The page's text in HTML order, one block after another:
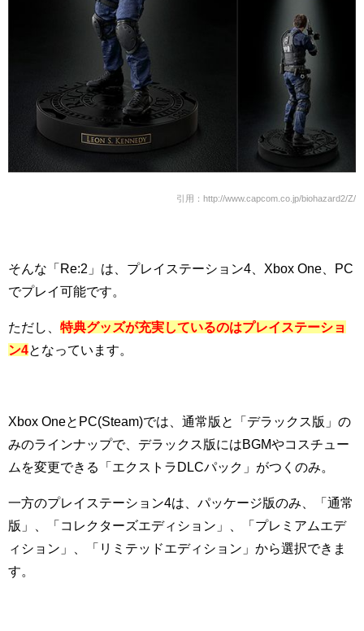
引用：http://www.capcom.co.jp/biohazard2/Z/
そんな「Re:2」は、プレイステーション4、Xbox One、PC
でプレイ可能です。
ただし、 特典グッズが充実しているのはプレイステーショ
ン4となっています。
Xbox OneとPC(Steam)では、通常版と「デラックス版」の
みのラインナップで、デラックス版にはBGMやコスチュー
ムを変更できる「エクストラDLCパック」がつくのみ。
一方のプレイステーション4は、パッケージ版のみ、「通常
版」、「コレクターズエディション」、「プレミアムエデ
ィション」、「リミテッドエディション」から選択できま
す。